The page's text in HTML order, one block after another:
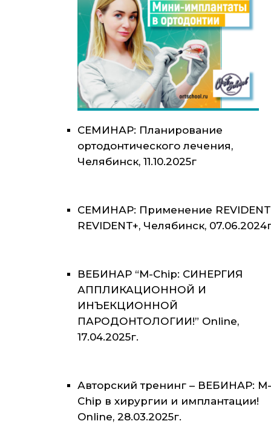
СЕМИНАР: Планирование
ортодонтического лечения,
Челябинск, 11.10.2025г
СЕМИНАР: Применение
REVIDENT+, Челябинск,
ВЕБИНАР “M-Chip: СИНЕРГИЯ
АППЛИКАЦИОННОЙ И
ИНЪЕКЦИОННОЙ
ПАРОДОНТОЛОГИИ!” Online,
17.04.2025г.
Авторский тренинг – ВЕБИНАР: M-
Chip в хирургии и имплантации!
Online, 28.03.2025г.